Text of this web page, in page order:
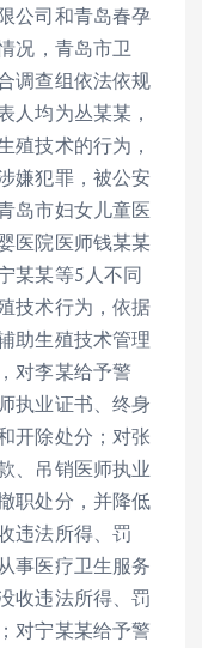
公司和青岛春孕
况，青岛市卫
调查组依法依规
人均为丛某某，
殖技术的行为，
嫌犯罪，被公安
岛市妇女儿童医
医院医师钱某某
某某等5人不同
技术行为，依据
助生殖技术管理
对李某给予警
执业证书、终身
开除处分；对张
、吊销医师执业
职处分，并降低
违法所得、罚
事医疗卫生服务
收违法所得、罚
对宁某某给予警